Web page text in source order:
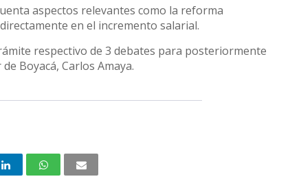
aspectos relevantes como la reforma
en el incremento salarial.
respectivo de 3 debates para posteriormente
Boyacá, Carlos Amaya.